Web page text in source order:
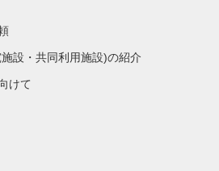
設・共同利用施設)の紹介
けて